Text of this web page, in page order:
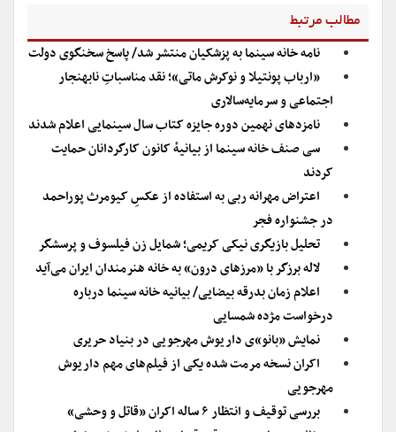
مطالب مرتبط
نامه خانه سینما به پزشکیان منتشر شد/ پاسخ سخنگوی دولت
«ارباب پونتیلا و نوکرش ماتی»؛ نقد مناسباتِ نابهنجار
اجتماعی و سرمایه‌سالاری
نامزدهای نهمین دوره جایزه کتاب سال سینمایی اعلام شدند
سی صنف خانه سینما از بیانیهٔ کانون کارگردانان حمایت
کردند
اعتراض مهرانه ربی به استفاده از عکسِ کیومرث پوراحمد
در جشنواره فجر
تحلیل بازیگری نیکی کریمی؛ شمایل زن فیلسوف و پرسشگر
لاله برزگر با «مرزهای درون» به خانه هنرمندان ایران می‌آید
اعلام زمان بدرقه بیضایی/ بیانیه خانه سینما درباره
درخواست مژده شمسایی
نمایش «بانو»ی داریوش مهرجویی در بنیاد حریری
اکران نسخه مرمت شده یکی از فیلم‌های مهم داریوش
مهرجویی
بررسی توقیف و انتظار ۶ ساله اکران «قاتل و وحشی»